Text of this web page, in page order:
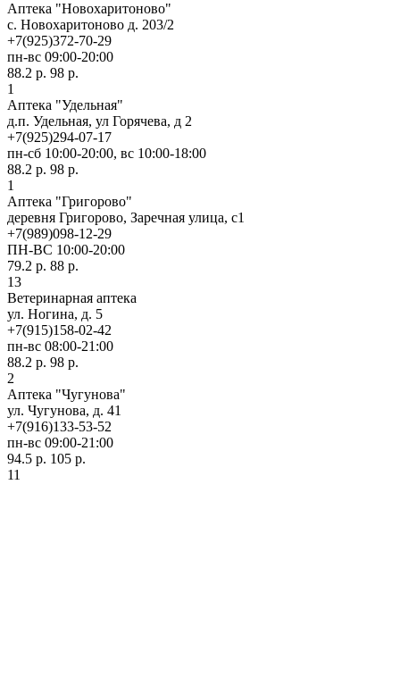
Аптека "Новохаритоново"
c. Новохаритоново д. 203/2
+7(925)372-70-29
пн-вс 09:00-20:00
88.2 р. 98 р.
1
Аптека "Удельная"
д.п. Удельная, ул Горячева, д 2
+7(925)294-07-17
пн-сб 10:00-20:00, вс 10:00-18:00
88.2 р. 98 р.
1
Аптека "Григорово"
деревня Григорово, Заречная улица, с1
+7(989)098-12-29
ПН-ВС 10:00-20:00
79.2 р. 88 р.
13
Ветеринарная аптека
ул. Ногина, д. 5
+7(915)158-02-42
пн-вс 08:00-21:00
88.2 р. 98 р.
2
Аптека "Чугунова"
ул. Чугунова, д. 41
+7(916)133-53-52
пн-вс 09:00-21:00
94.5 р. 105 р.
11